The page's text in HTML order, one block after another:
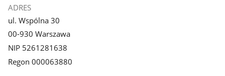
ADRES
ul. Wspólna 30
00-930 Warszawa
NIP 5261281638
Regon 000063880